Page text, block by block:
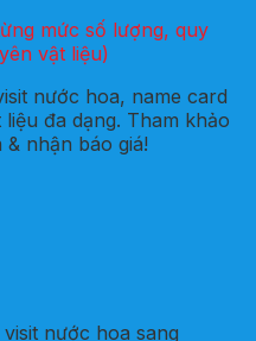
mức số lượng, quy
vật liệu)
nước hoa, name card
đa dạng. Tham khảo
nhận báo giá!
nước hoa sang